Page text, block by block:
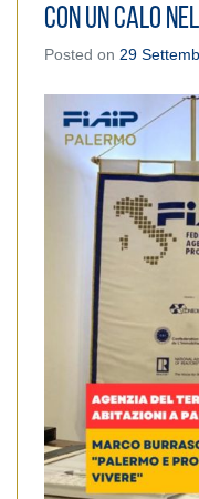
con un calo
Posted on 29